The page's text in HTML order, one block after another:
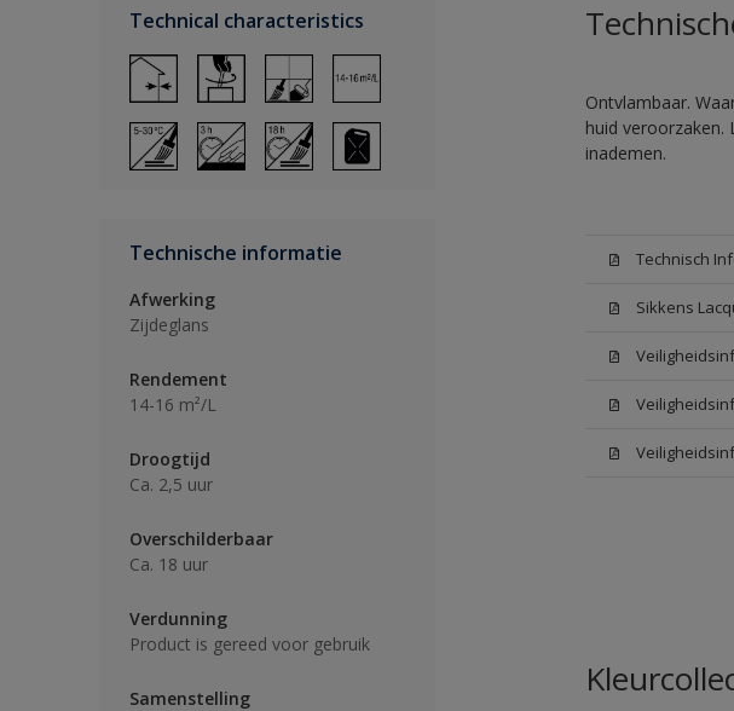
Technical characteristics
Technische informatie
Afwerking
Zijdeglans
Rendement
14-16 m²/L
Droogtijd
Ca. 2,5 uur
Overschilderbaar
Ca. 18 uur
Verdunning
Product is gereed voor gebruik
Samenstelling
Ontvlambaar.
huid veroorzaken.
inademen.
Technisch
Sikkens